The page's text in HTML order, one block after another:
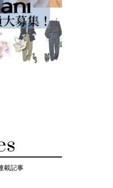
載記事